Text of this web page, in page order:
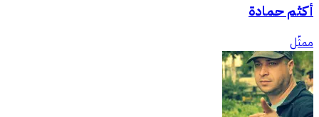
أكثم حمادة
ممثّل